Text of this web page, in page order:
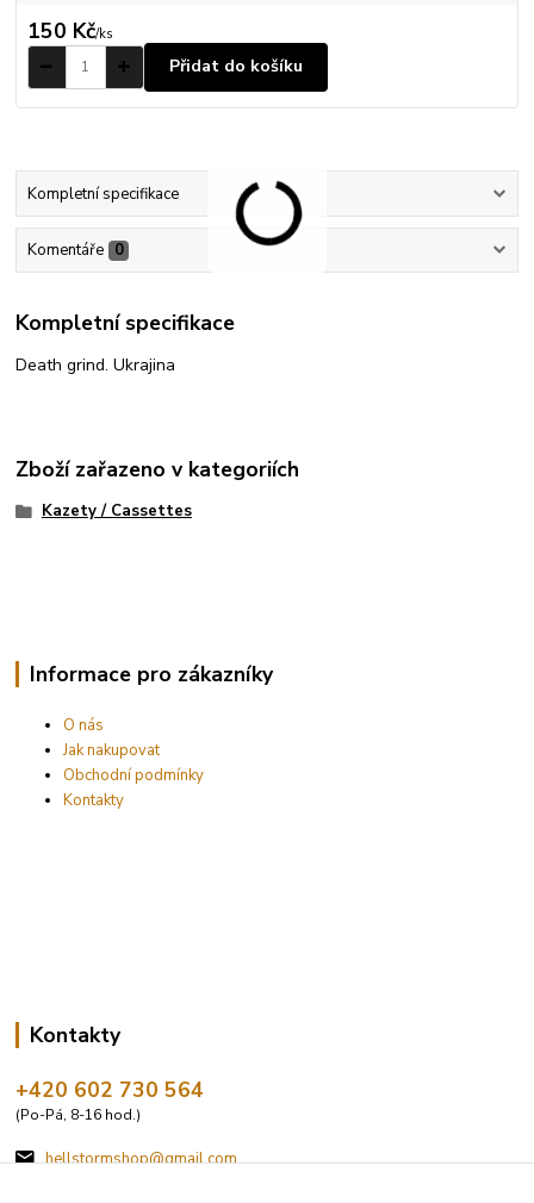
150 Kč/ks
Přidat do košíku
Kompletní specifikace
Komentáře 0
Kompletní specifikace
Death grind. Ukrajina
Zboží zařazeno v kategoriích
Kazety / Cassettes
Informace pro zákazníky
O nás
Jak nakupovat
Obchodní podmínky
Kontakty
Kontakty
+420 602 730 564
(Po-Pá, 8-16 hod.)
hellstormshop@gmail.com